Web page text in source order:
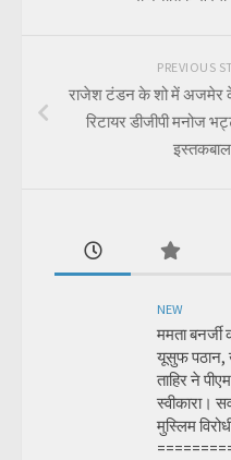
PREVIOUS
राजेश टंडन के शो में
रिटायर डीजीपी मनोज
NEW
ममता बनर्जी
यूसुफ पठान,
ताहिर ने
स्वीकारा।
मुस्लिम